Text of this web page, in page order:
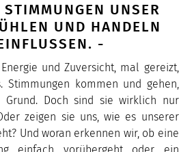
UNSER
UND HANDELN
-
und Zuversicht, mal gereizt,
Stimmungen kommen und gehen,
Grund. Doch sind sie wirklich nur
zeigen sie uns, wie es unserer
Und woran erkennen wir, ob eine